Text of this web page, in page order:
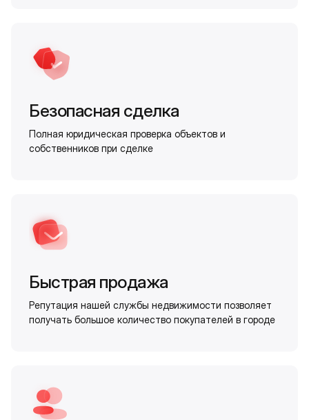
Безопасная сделка
Полная юридическая проверка объектов и
собственников при сделке
Быстрая продажа
Репутация нашей службы недвижимости позволяет
получать большое количество покупателей в городе